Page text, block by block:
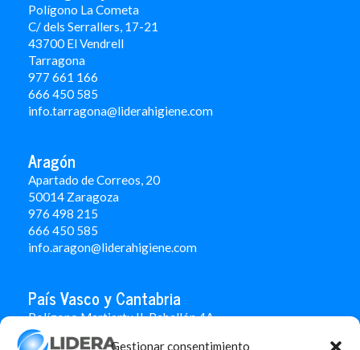
Gestionar consentimiento
Polígono La Cometa
C/ dels Serrallers, 17-21
43700 El Vendrell
Tarragona
977 661 166
666 450 585
info.tarragona@liderahigiene.com
Aragón
Apartado de Correos, 20
50014 Zaragoza
976 498 215
666 450 585
info.aragon@liderahigiene.com
País Vasco y Cantabria
Polígono Martiartu II. Pabellón 4A
48480 Arrigorriaga